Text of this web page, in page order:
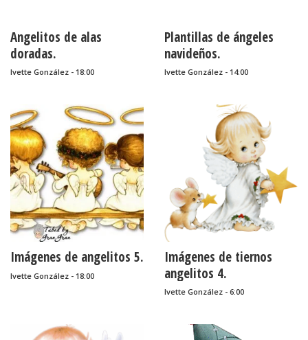
Angelitos de alas
doradas.
Ivette González - 18:00
Plantillas de ángeles
navideños.
Ivette González - 14:00
Imágenes de angelitos 5.
Ivette González - 18:00
Imágenes de tiernos
angelitos 4.
Ivette González - 6:00